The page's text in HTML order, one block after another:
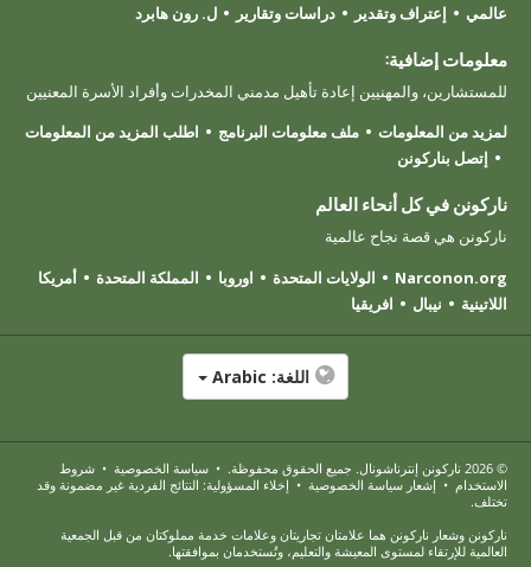
عالمي
إعتراف وتقدير دراسات وتقارير ل. رون هابرد
معلومات إضافية:
للمستشارين، والمهنيين إعادة تأهيل مدمني المخدرات وأفراد الأسرة المعنيين
لمزيد من المعلومات
ملف معلومات البرنامج
اطلب المزيد من المعلومات
إتصل بناركونن
ناركونن في كل أنحاء العالم
ناركونن هي قصة نجاح عالمية
Narconon.org
الولايات المتحدة اوروبا المملكة المتحدة
أمريكا
اللاتينية
نيبال افريقيا
اللغة:
© 2026 ناركونن إنترناشونال. جميع الحقوق محفوظة. • سياسة الخصوصية • شروط
الاستخدام • إشعار سياسة الخصوصية • إخلاء المسؤولية: النتائج الفردية غير مضمونة وقد
تختلف.
ناركونن وشعار ناركونن هما علامتان تجاريتان وعلامات خدمة مملوكتان من قبل الجمعية
العالمية للإرتقاء لمستوى المعيشة والتعليم، وتُستخدمان بموافقتها.